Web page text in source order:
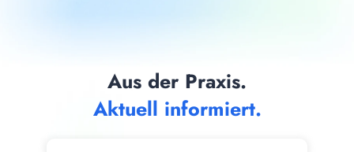
Aus der Praxis.
Aktuell informiert.